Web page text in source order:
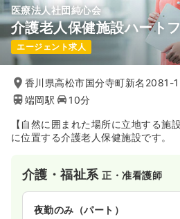
医療法人社団純心会
介護老人保健施設ハート
エージェント求人
香川県高松市国分寺町新名2081-1
端岡駅
10分
【自然に囲まれた場所に立地する施
に位置する介護老人保健施設です。
介護・福祉系正・准看護師
夜勤のみ（パート）